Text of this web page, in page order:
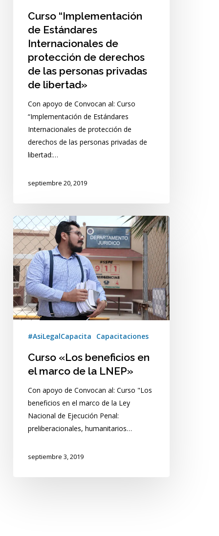
personas
privadas
libertad»
Curso “Implementación
de Estándares
Internacionales de
protección de derechos
de las personas privadas
de libertad»
Con apoyo de Convocan al: Curso
“Implementación de Estándares
Internacionales de protección de
derechos de las personas privadas de
libertad:…
septiembre 20, 2019
Curso
«Los
beneficios
en
el
marco
de
la
LNEP»
#AsiLegalCapacita
Capacitaciones
Curso «Los beneficios en
el marco de la LNEP»
Con apoyo de Convocan al: Curso "Los
beneficios en el marco de la Ley
Nacional de Ejecución Penal:
preliberacionales, humanitarios…
septiembre 3, 2019